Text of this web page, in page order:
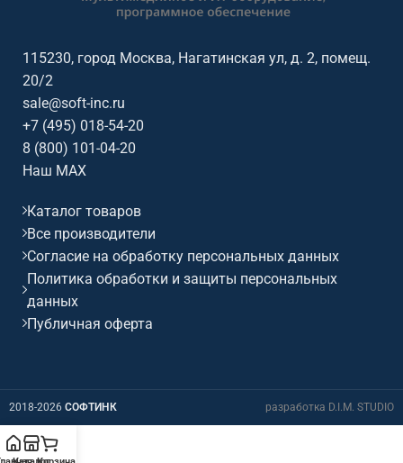
115230, город Москва, Нагатинская ул, д. 2, помещ.
20/2
sale@soft-inc.ru
+7 (495) 018-54-20
8 (800) 101-04-20
Наш MAX
Каталог товаров
Все производители
Согласие на обработку персональных данных
Политика обработки и защиты персональных
данных
Публичная оферта
2018-2026 СОФТИНК разработка D.I.M. STUDIO